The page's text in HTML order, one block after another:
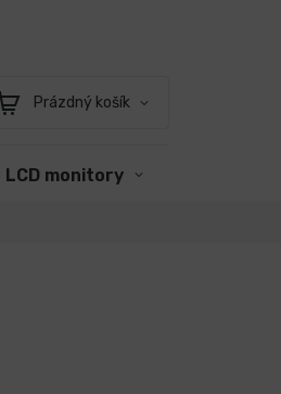
Nákupní
Prázdný košík
LCD monitory